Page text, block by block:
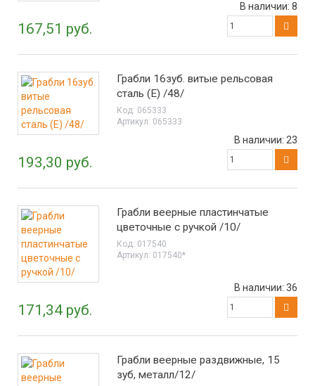
167,51 руб.
В наличии: 8
Грабли 16зуб. витые рельсовая
сталь (Е) /48/
Код: 065333
Артикул: 065333
193,30 руб.
В наличии: 23
Грабли веерные пластинчатые
цветочные с ручкой /10/
Код: 017540
Артикул: 017540*
171,34 руб.
В наличии: 36
Грабли веерные раздвижные, 15
зуб, металл/12/